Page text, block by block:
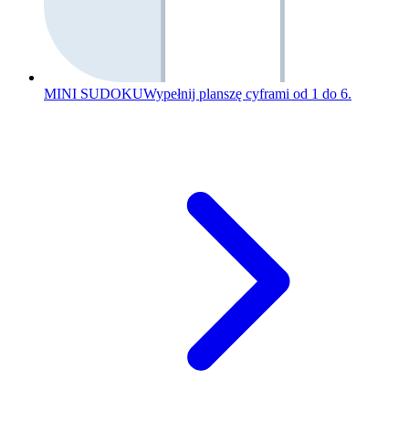
MINI SUDOKUWypełnij planszę cyframi od 1 do 6.